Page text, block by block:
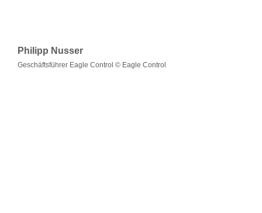
Philipp Nusser
Geschäftsführer Eagle Control © Eagle Control